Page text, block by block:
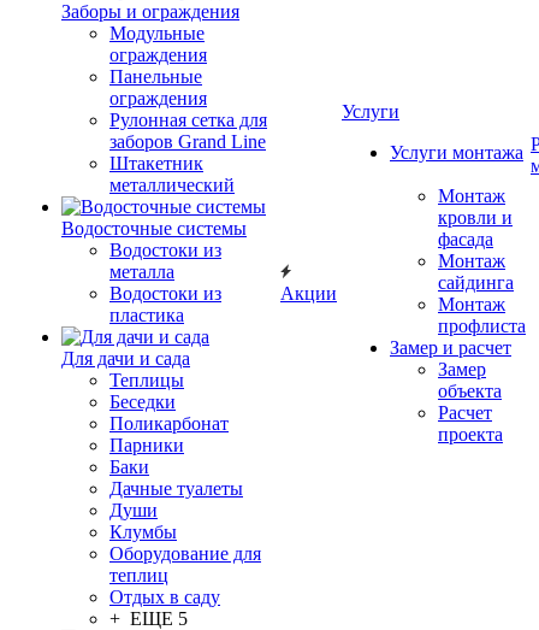
Заборы и ограждения
Модульные
ограждения
Панельные
ограждения
Рулонная сетка для
заборов Grand Line
Штакетник
металлический
Водосточные системы
Водостоки из
металла
Водостоки из
пластика
Для дачи и сада
Теплицы
Беседки
Поликарбонат
Парники
Баки
Дачные туалеты
Души
Клумбы
Оборудование для
теплиц
Отдых в саду
+ ЕЩЕ 5
Акции
Услуги
Услуги монтажа
Монтаж
кровли и
фасада
Монтаж
сайдинга
Монтаж
профлиста
Замер и расчет
Замер
объекта
Расчет
проекта